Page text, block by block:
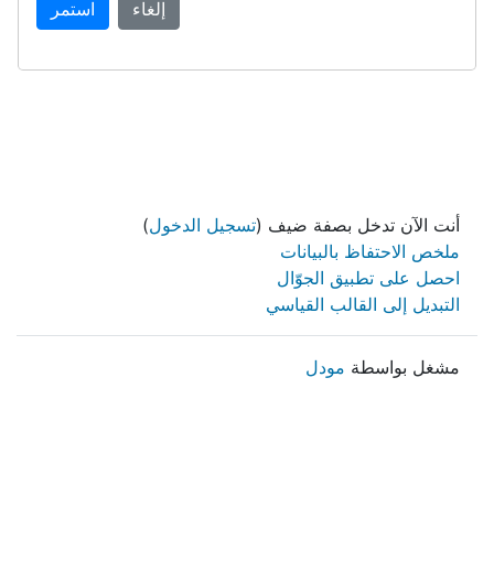
إلغاء استمر
أنت الآن تدخل بصفة ضيف (تسجيل الدخول)
ملخص الاحتفاظ بالبيانات
احصل على تطبيق الجوّال
التبديل إلى القالب القياسي
مشغل بواسطة مودل